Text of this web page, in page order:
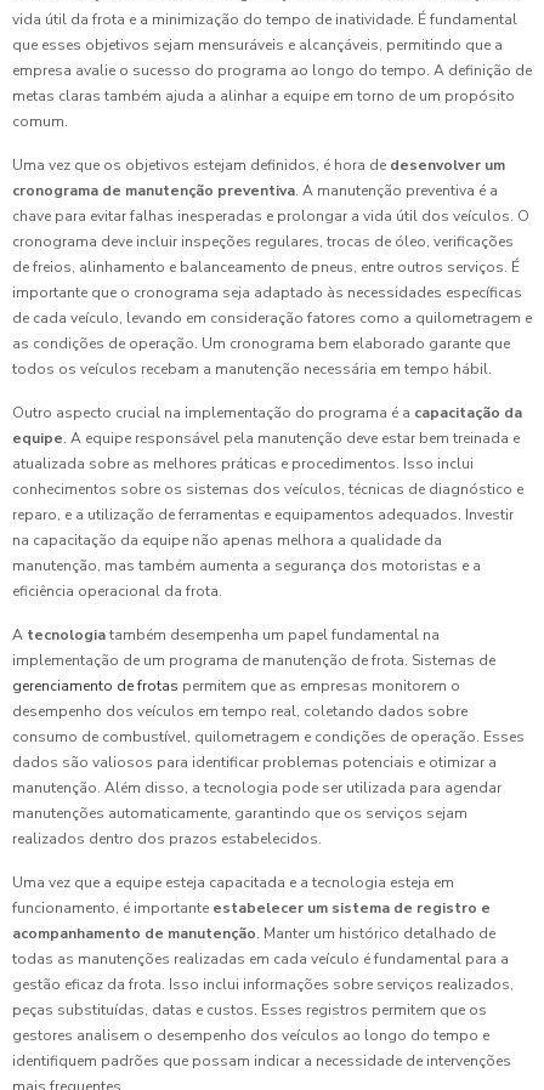
vida útil da frota e a minimização do tempo de inatividade. É fundamental
que esses objetivos sejam mensuráveis e alcançáveis, permitindo que a
empresa avalie o sucesso do programa ao longo do tempo. A definição de
metas claras também ajuda a alinhar a equipe em torno de um propósito
comum.
Uma vez que os objetivos estejam definidos, é hora de desenvolver um
cronograma de manutenção preventiva. A manutenção preventiva é a
chave para evitar falhas inesperadas e prolongar a vida útil dos veículos. O
cronograma deve incluir inspeções regulares, trocas de óleo, verificações
de freios, alinhamento e balanceamento de pneus, entre outros serviços. É
importante que o cronograma seja adaptado às necessidades específicas
de cada veículo, levando em consideração fatores como a quilometragem e
as condições de operação. Um cronograma bem elaborado garante que
todos os veículos recebam a manutenção necessária em tempo hábil.
Outro aspecto crucial na implementação do programa é a capacitação da
equipe. A equipe responsável pela manutenção deve estar bem treinada e
atualizada sobre as melhores práticas e procedimentos. Isso inclui
conhecimentos sobre os sistemas dos veículos, técnicas de diagnóstico e
reparo, e a utilização de ferramentas e equipamentos adequados. Investir
na capacitação da equipe não apenas melhora a qualidade da
manutenção, mas também aumenta a segurança dos motoristas e a
eficiência operacional da frota.
A tecnologiatambém desempenha um papel fundamental na
implementação de um programa de manutenção de frota. Sistemas de
gerenciamento de frotas permitem que as empresas monitorem o
desempenho dos veículos em tempo real, coletando dados sobre
consumo de combustível, quilometragem e condições de operação. Esses
dados são valiosos para identificar problemas potenciais e otimizar a
manutenção. Além disso, a tecnologia pode ser utilizada para agendar
manutenções automaticamente, garantindo que os serviços sejam
realizados dentro dos prazos estabelecidos.
Uma vez que a equipe esteja capacitada e a tecnologia esteja em
funcionamento, é importante estabelecer um sistema de registro e
acompanhamento de manutenção. Manter um histórico detalhado de
todas as manutenções realizadas em cada veículo é fundamental para a
gestão eficaz da frota. Isso inclui informações sobre serviços realizados,
peças substituídas, datas e custos. Esses registros permitem que os
gestores analisem o desempenho dos veículos ao longo do tempo e
identifiquem padrões que possam indicar a necessidade de intervenções
mais frequentes.